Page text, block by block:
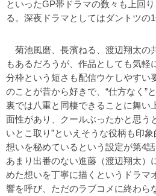
といったGP帯ドラマの数々も上回
る。深夜ドラマとしてはダントツの1
菊池風磨、長濱ねる、渡辺翔太の
もあるだろうが、作品としても気軽
分枠という短さも配信ウケしやすい
のことが昔から好きで、“仕方なく”
裏では八重と同棲できることに舞
面性があり、クールぶったかと思う
いとこ取り”といえそうな役柄も印
想いを秘めているという設定が第4
あまり出番のない進藤（渡辺翔太）
めた想いを丁寧に描くというドラマ
響を呼び、ただのラブコメに終わら